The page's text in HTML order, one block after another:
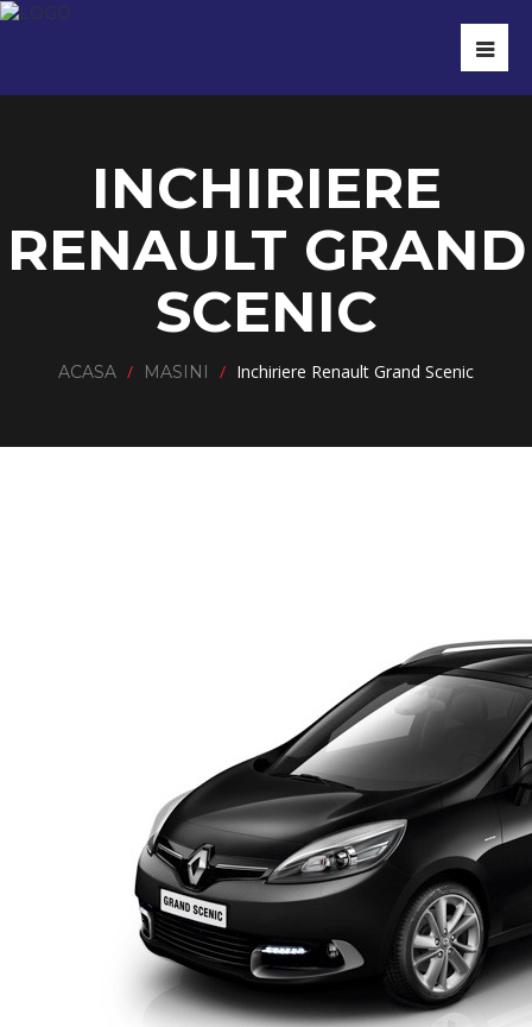
INCHIRIERE
RENAULT GRAND
SCENIC
ACASA / MASINI / Inchiriere Renault Grand Scenic